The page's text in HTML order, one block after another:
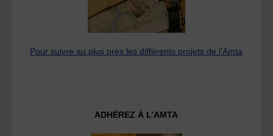
Pour suivre au plus près les différents projets de l’Amta
ADHÉREZ À L’AMTA